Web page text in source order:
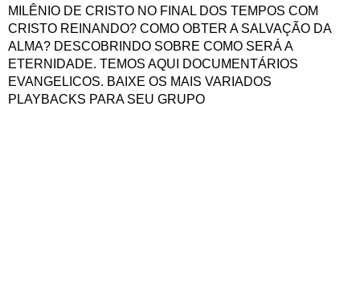
MILÊNIO DE CRISTO NO FINAL DOS TEMPOS COM
CRISTO REINANDO? COMO OBTER A SALVAÇÃO DA
ALMA? DESCOBRINDO SOBRE COMO SERÁ A
ETERNIDADE. TEMOS AQUI DOCUMENTÁRIOS
EVANGELICOS. BAIXE OS MAIS VARIADOS
PLAYBACKS PARA SEU GRUPO